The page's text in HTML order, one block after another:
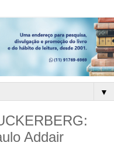
▼
Addair